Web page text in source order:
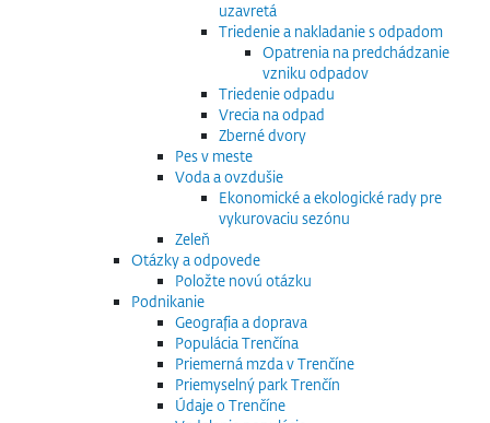
uzavretá
Triedenie a nakladanie s odpadom
Opatrenia na predchádzanie
vzniku odpadov
Triedenie odpadu
Vrecia na odpad
Zberné dvory
Pes v meste
Voda a ovzdušie
Ekonomické a ekologické rady pre
vykurovaciu sezónu
Zeleň
Otázky a odpovede
Položte novú otázku
Podnikanie
Geografia a doprava
Populácia Trenčína
Priemerná mzda v Trenčíne
Priemyselný park Trenčín
Údaje o Trenčíne